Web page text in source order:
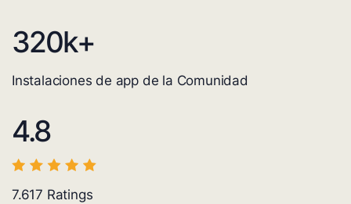
320k+
Instalaciones de app de la Comunidad
4.8
7.617 Ratings